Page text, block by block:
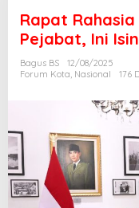
Rapat
Pejabat, Ini
Bagus BS
12/08/2025
Forum Kota, Nasional 176